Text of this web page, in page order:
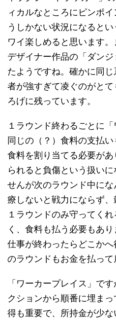
ィカルなところにピンポ
うしかない状況になると
ワイ楽しめると思います
デザイナー作品の「ダン
たようですね。確かに同
者が強すぎて凌ぐのがと
ろげに残っています。
１ラウンド終わるごとに
同じの（？）食料の支払
食料を割り当てる必要が
られると負傷という扱い
せんが次のラウンド中に
療しないと戦力にならず、
１ラウンドのみ守ってく
く、食料も払う必要もあ
仕事が終わったらどこか
のラウンドもお金を払って
「ワーカープレイス」で
クションから順番に埋ま
得も重要で、所持金が少